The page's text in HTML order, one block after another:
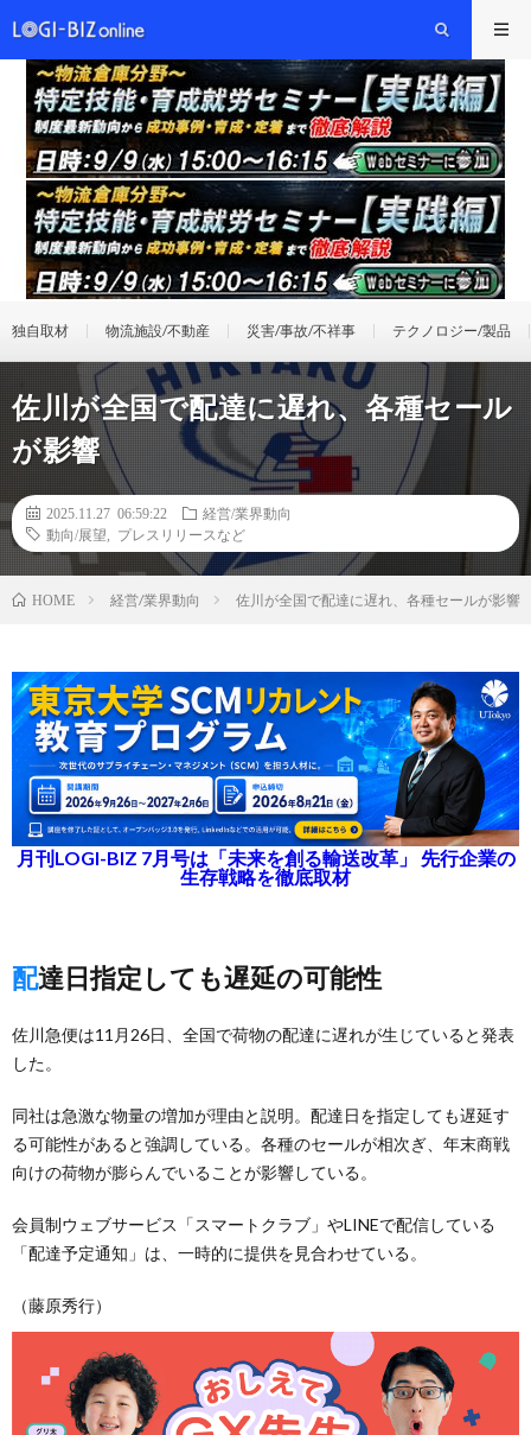
独自取材 物流施設/不動産 災害/事故/不祥事 テクノロジー/製品
佐川が全国で配達に遅れ、各種セール
が影響
2025.11.27 06:59:22
経営/業界動向
動向/展望
プレスリリースなど
HOME 経営/業界動向 佐川が全国で配達に遅れ、各種セールが影響
月刊LOGI-BIZ 7月号は「未来を創る輸送改革」 先行企業の
生存戦略を徹底取材
配達日指定しても遅延の可能性
佐川急便は11月26日、全国で荷物の配達に遅れが生じていると発表
した。
同社は急激な物量の増加が理由と説明。配達日を指定しても遅延す
る可能性があると強調している。各種のセールが相次ぎ、年末商戦
向けの荷物が膨らんでいることが影響している。
会員制ウェブサービス「スマートクラブ」やLINEで配信している
「配達予定通知」は、一時的に提供を見合わせている。
（藤原秀行）